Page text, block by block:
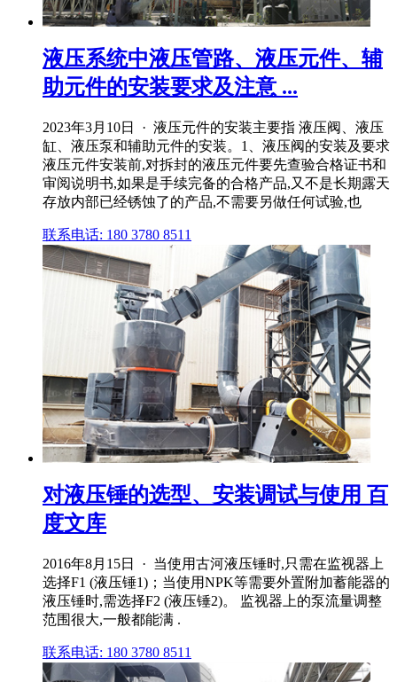
液压系统中液压管路、液压元件、辅
助元件的安装要求及注意 ...
2023年3月10日 · 液压元件的安装主要指 液压阀、液压
缸、液压泵和辅助元件的安装。1、液压阀的安装及要求
液压元件安装前,对拆封的液压元件要先查验合格证书和
审阅说明书,如果是手续完备的合格产品,又不是长期露天
存放内部已经锈蚀了的产品,不需要另做任何试验,也
联系电话: 180 3780 8511
对液压锤的选型、安装调试与使用 百
度文库
2016年8月15日 · 当使用古河液压锤时,只需在监视器上
选择F1 (液压锤1)；当使用NPK等需要外置附加蓄能器的
液压锤时,需选择F2 (液压锤2)。 监视器上的泵流量调整
范围很大,一般都能满 .
联系电话: 180 3780 8511